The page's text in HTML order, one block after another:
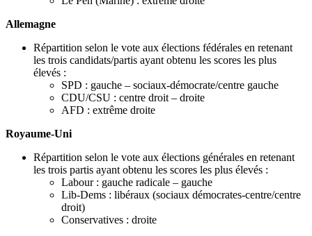
Allemagne
Répartition selon le vote aux élections fédérales en retenant
les trois candidats/partis ayant obtenu les scores les plus
élevés :
SPD : gauche – sociaux-démocrate/centre gauche
CDU/CSU : centre droit – droite
AFD : extrême droite
Royaume-Uni
Répartition selon le vote aux élections générales en retenant
les trois partis ayant obtenu les scores les plus élevés :
Labour : gauche radicale – gauche
Lib-Dems : libéraux (sociaux démocrates-centre/centre
droit)
Conservatives : droite